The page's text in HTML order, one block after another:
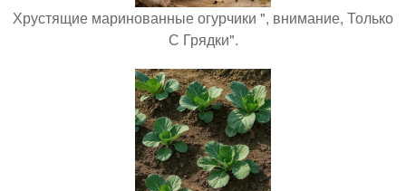
Хрустящие маринованные огурчики ", внимание, Только
С Грядки".